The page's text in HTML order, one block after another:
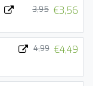
3,95 €3,56
4,99 €4,49